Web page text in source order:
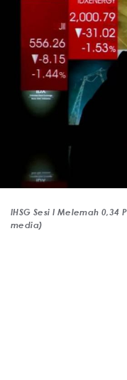
IHSG Sesi I Melemah
media)